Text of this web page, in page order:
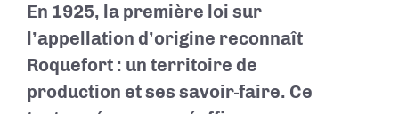
En 1925, la première loi sur
l’appellation d’origine reconnaît
Roquefort : un territoire de
production et ses savoir-faire. Ce